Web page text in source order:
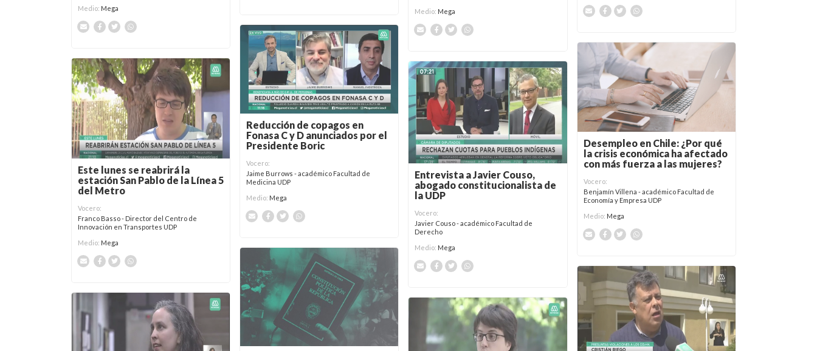
Medio: Mega
Medio: Mega
Reducción de copagos en
Fonasa C y D anunciados por el
Presidente Boric
Vocero:
Jaime Burrows - académico Facultad de
Medicina UDP
Medio: Mega
Desempleo en Chile: ¿Por qué
la crisis económica ha afectado
con más fuerza a las mujeres?
Vocero:
Benjamín Villena - académico Facultad de
Economía y Empresa UDP
Medio: Mega
Este lunes se reabrirá la
estación San Pablo de la Línea 5
del Metro
Vocero:
Franco Basso - Director del Centro de
Innovación en Transportes UDP
Medio: Mega
Entrevista a Javier Couso,
abogado constitucionalista de
la UDP
Vocero:
Javier Couso - académico Facultad de
Derecho
Medio: Mega